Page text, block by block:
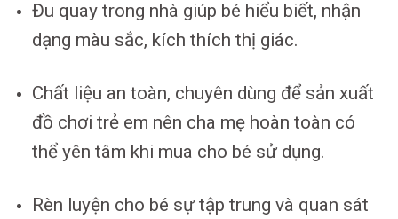
Đu quay trong nhà giúp bé hiểu biết, nhận
dạng màu sắc, kích thích thị giác.
Chất liệu an toàn, chuyên dùng để sản xuất
đồ chơi trẻ em nên cha mẹ hoàn toàn có
thể yên tâm khi mua cho bé sử dụng.
Rèn luyện cho bé sự tập trung và quan sát